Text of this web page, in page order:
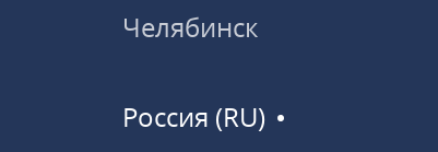
Челябинск
Россия (RU)